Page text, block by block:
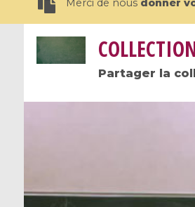
Merci de nous donner
19
Scientifique
Partager la